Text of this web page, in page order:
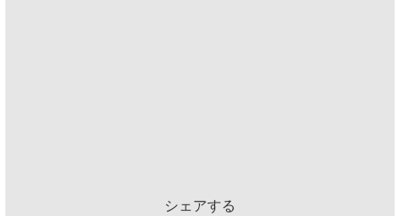
シェアする